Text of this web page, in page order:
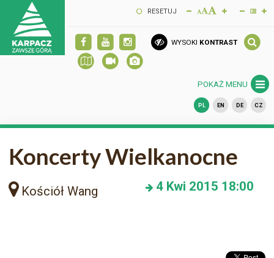
RESETUJ
WYSOKI KONTRAST
POKAŻ MENU
PL EN DE CZ
Koncerty Wielkanocne
Kościół Wang 4 Kwi 2015 18:00